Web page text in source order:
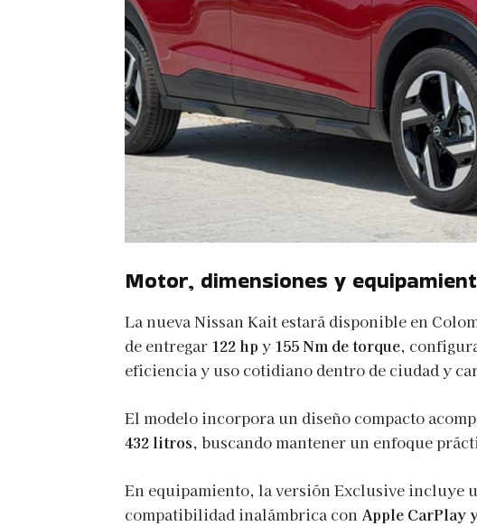
Motor, dimensiones y
La nueva Nissan Kait estará disponible en
de entregar 122 hp y 155 Nm de torque,
eficiencia y uso cotidiano dentro de ciudad y
El modelo incorpora un diseño compacto
432 litros, buscando mantener un enfoque
En equipamiento, la versión Exclusive incluye
compatibilidad inalámbrica con Apple CarPlay